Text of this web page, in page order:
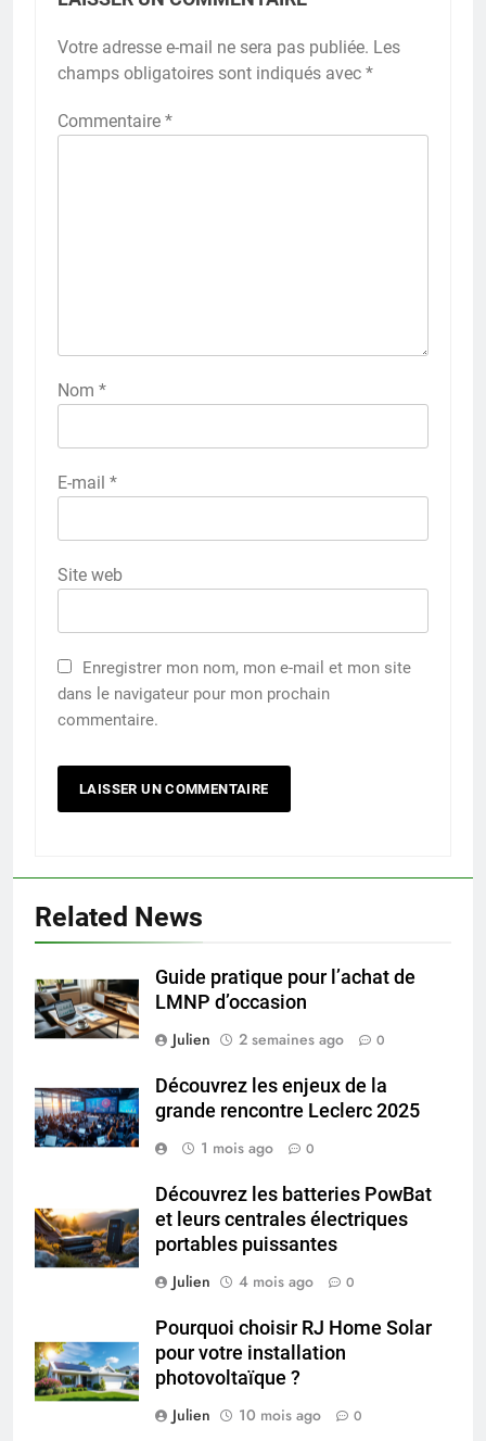
Votre adresse e-mail ne sera pas publiée. Les
champs obligatoires sont indiqués avec *
Commentaire *
Nom *
E-mail *
Site web
Enregistrer mon nom, mon e-mail et mon site
dans le navigateur pour mon prochain
commentaire.
Related News
Guide pratique pour l’achat de
LMNP d’occasion
Julien
2 semaines ago 0
Découvrez les enjeux de la
grande rencontre Leclerc 2025
1 mois ago
0
Découvrez les batteries PowBat
et leurs centrales électriques
portables puissantes
Julien
4 mois ago 0
Pourquoi choisir RJ Home Solar
pour votre installation
photovoltaïque ?
Julien
10 mois ago 0